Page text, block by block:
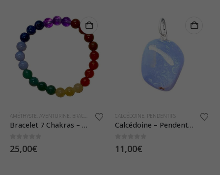
AMÉTHYSTE AVENTURINE BRACELETS ,CALCÉDOINE ,CALCITE, CORNALINE JASPE ROUGE
Bracelet 7 Chakras – Pierres Boules 8mm
25,00€
CALCÉDOINE PENDENTIFS
Calcédoine – Pendentif Pierre Roulée
11,00€